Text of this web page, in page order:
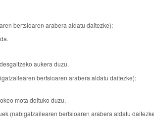
bertsioaren arabera aldatu daitezke):
aukera duzu.
bertsioaren arabera aldatu daitezke):
mota doituko duzu.
(nabigatzailearen bertsioaren arabera aldatu